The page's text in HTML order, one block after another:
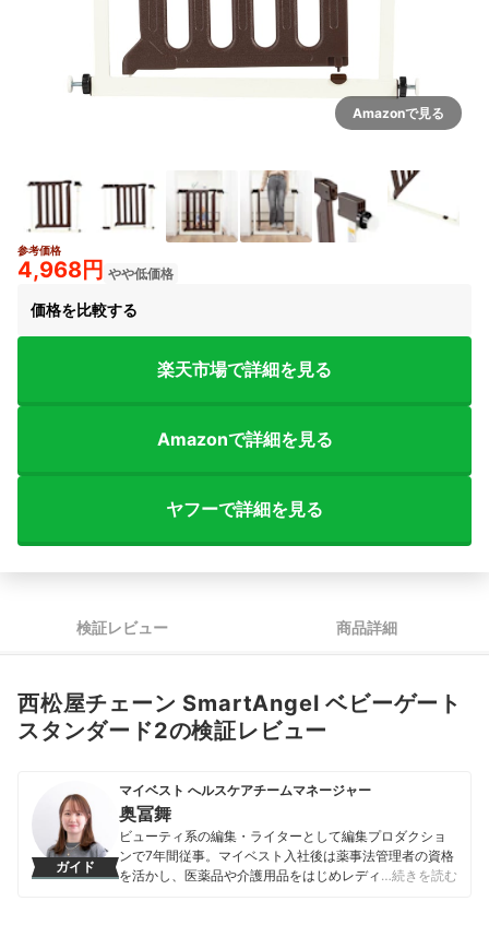
Amazonで見る
参考価格
4,968円 やや低価格
価格を比較する
楽天市場で詳細を見る
Amazonで詳細を見る
ヤフーで詳細を見る
検証レビュー 商品詳細
西松屋チェーン SmartAngel ベビーゲート
スタンダード2の検証レビュー
ガイド
マイベスト へルスケアチームマネージャー
奥冨舞
ビューティ系の編集・ライターとして編集プロダクショ
ンで7年間従事。マイベスト入社後は薬事法管理者の資格
を活かし、医薬品や介護用品をはじめレディースインナ
…続きを読む